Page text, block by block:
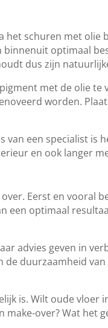
het schuren met olie
optimaal
dus zijn
met de olie te
worden.
van een specialist is
en ook langer
Eerst en vooral
een optimaal
advies geven in
duurzaamheid
is. Wilt oude vloer
over? Wat het